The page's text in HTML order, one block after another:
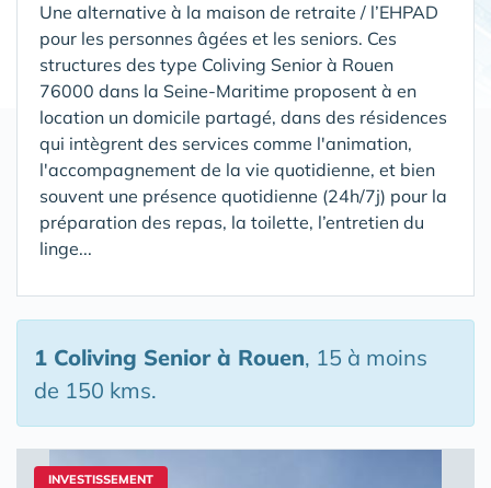
Une alternative à la maison de retraite / l’EHPAD
pour les personnes âgées et les seniors. Ces
structures des type Coliving Senior à Rouen
76000 dans la Seine-Maritime proposent à en
location un domicile partagé, dans des résidences
qui intègrent des services comme l'animation,
l'accompagnement de la vie quotidienne, et bien
souvent une présence quotidienne (24h/7j) pour la
préparation des repas, la toilette, l’entretien du
linge...
1 Coliving Seniorà Rouen, 15 à moins
de 150 kms.
INVESTISSEMENT